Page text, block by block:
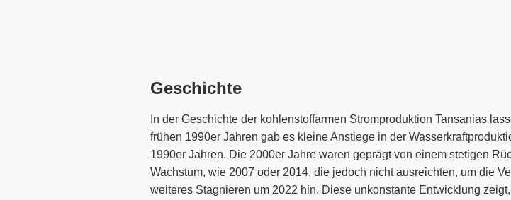
Geschichte
In der Geschichte der kohlenstoffarmen Stromproduktion Tansanias
frühen 1990er Jahren gab es kleine Anstiege in der
1990er Jahren. Die 2000er Jahre waren geprägt von einem stetigen
Wachstum, wie 2007 oder 2014, die jedoch nicht ausreichten, um die
weiteres Stagnieren um 2022 hin. Diese unkonstante Entwicklung